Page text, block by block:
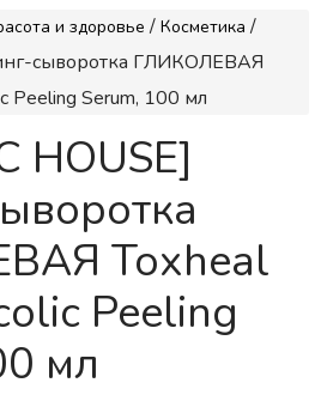
и здоровье / Косметика /
сыворотка ГЛИКОЛЕВАЯ
Peeling Serum, 100 мл
HOUSE]
Toxheal
Peeling
мл